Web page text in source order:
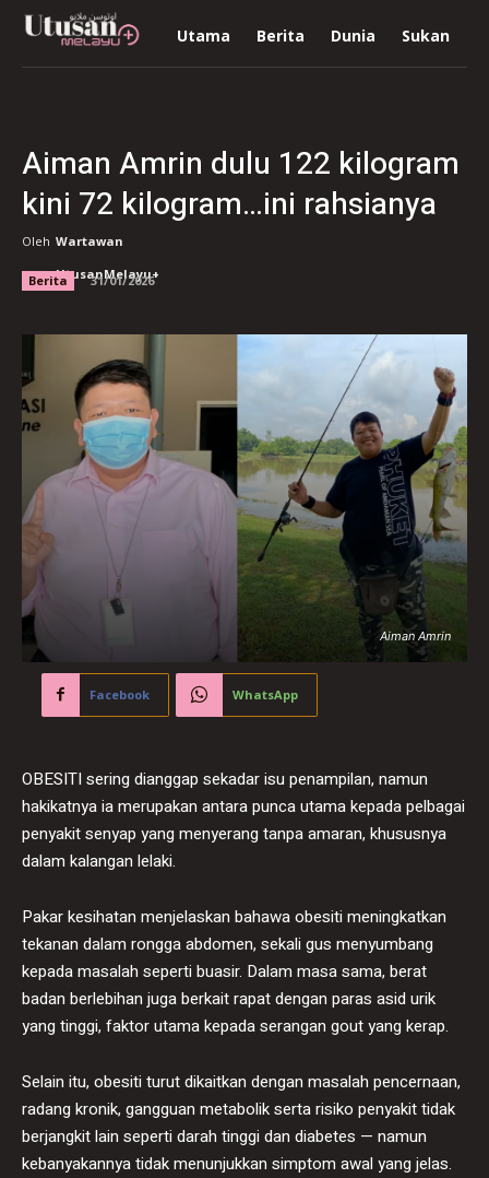
Utama Berita Dunia Sukan
Aiman Amrin dulu 122 kilogram
kini 72 kilogram…ini rahsianya
Oleh Wartawan
UtusanMelayu+
Berita 31/01/2026
Aiman Amrin
Facebook WhatsApp
OBESITI sering dianggap sekadar isu penampilan, namun
hakikatnya ia merupakan antara punca utama kepada pelbagai
penyakit senyap yang menyerang tanpa amaran, khususnya
dalam kalangan lelaki.
Pakar kesihatan menjelaskan bahawa obesiti meningkatkan
tekanan dalam rongga abdomen, sekali gus menyumbang
kepada masalah seperti buasir. Dalam masa sama, berat
badan berlebihan juga berkait rapat dengan paras asid urik
yang tinggi, faktor utama kepada serangan gout yang kerap.
Selain itu, obesiti turut dikaitkan dengan masalah pencernaan,
radang kronik, gangguan metabolik serta risiko penyakit tidak
berjangkit lain seperti darah tinggi dan diabetes — namun
kebanyakannya tidak menunjukkan simptom awal yang jelas.